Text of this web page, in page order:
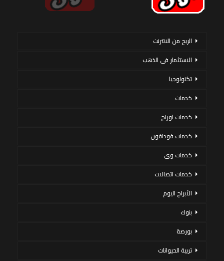
الربح من الانترنت
الاستثمار فى الذهب
تكنولوجيا
خدمات
خدمات اورنج
خدمات فودافون
خدمات وى
خدمات اتصالات
الأبراج اليوم
بنوك
بورصة
تربية الحيوانات